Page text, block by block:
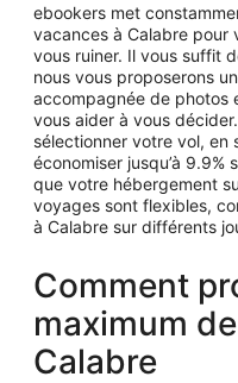
ebookers met
vacances à Calabre pour
vous ruiner. Il vous suffit
nous vous proposerons
accompagnée de photos
vous aider à vous décider.
sélectionner votre vol, en
économiser jusqu’à 9.9%
que votre hébergement
voyages sont flexibles,
à Calabre sur différents
Comment
maximum
Calabre